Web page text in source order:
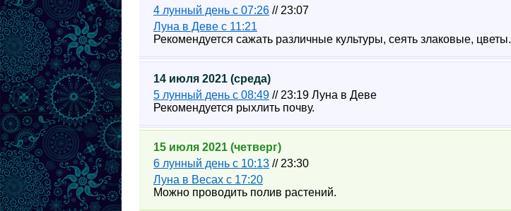
4 лунный день с 07:26 // 23:07
Луна в Деве с 11:21
Рекомендуется сажать различные культуры, сеять злаковые, цветы.
14 июля 2021 (среда)
5 лунный день с 08:49 // 23:19 Луна в Деве
Рекомендуется рыхлить почву.
15 июля 2021 (четверг)
6 лунный день с 10:13 // 23:30
Луна в Весах с 17:20
Можно проводить полив растений.